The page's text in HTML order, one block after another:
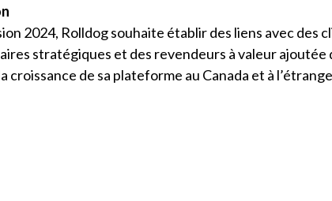
2024, Rolldog souhaite établir des liens avec des
stratégiques et des revendeurs à valeur ajoutée
croissance de sa plateforme au Canada et à